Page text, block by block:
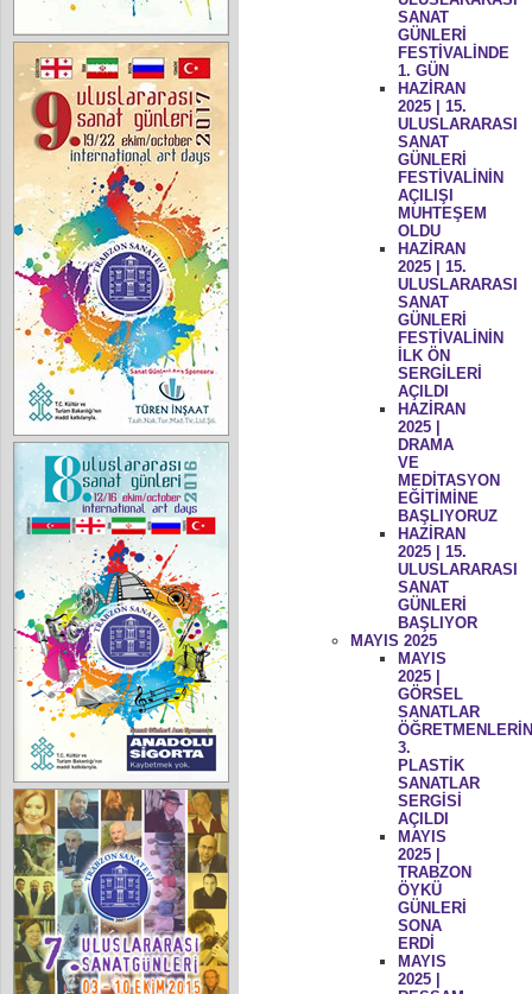
SANAT
GÜNLERİ
FESTİVALİNDE
1. GÜN
HAZİRAN
2025 | 15.
ULUSLARARASI
SANAT
GÜNLERİ
FESTİVALİNİN
AÇILIŞI
MUHTEŞEM
OLDU
HAZİRAN
2025 | 15.
ULUSLARARASI
SANAT
GÜNLERİ
FESTİVALİNİN
İLK ÖN
SERGİLERİ
AÇILDI
HAZİRAN
2025 |
DRAMA
VE
MEDİTASYON
EĞİTİMİNE
BAŞLIYORUZ
HAZİRAN
2025 | 15.
ULUSLARARASI
SANAT
GÜNLERİ
BAŞLIYOR
MAYIS 2025
MAYIS
2025 |
GÖRSEL
SANATLAR
3.
PLASTİK
SANATLAR
SERGİSİ
AÇILDI
MAYIS
2025 |
TRABZON
ÖYKÜ
GÜNLERİ
SONA
ERDİ
MAYIS
2025 |